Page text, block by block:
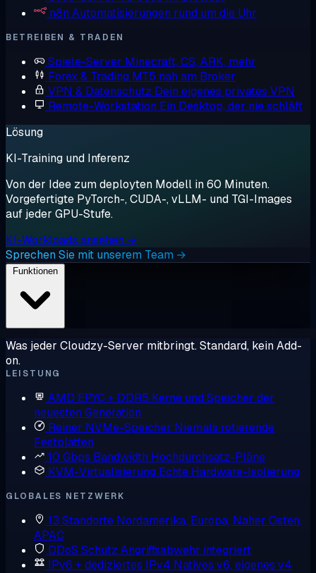
n8n Automatisierungen rund um die Uhr
BETREIBEN & TRADEN
Spiele-Server Minecraft, CS, ARK, mehr
Forex & Trading MT5 nah am Broker
VPN & Datenschutz Dein eigenes privates VPN
Remote-Workstation Ein Desktop, der nie schläft
Lösung
KI-Training und Inferenz
Von der Idee zum deployten Modell in 60 Minuten.
Vorgefertigte PyTorch-, CUDA-, vLLM- und TGI-Images
auf jeder GPU-Stufe.
KI-Workloads ansehen →
Sprechen Sie mit unserem Team →
Was jeder Cloudzy-Server mitbringt. Standard, kein Add-
on.
LEISTUNG
AMD EPYC + DDR5 Kerne und Speicher der
neuesten Generation
Reiner NVMe-Speicher Niemals rotierende
Festplatten
10 Gbps Bandwidth Hochdurchsatz-Pläne
KVM-Virtualisierung Echte Hardware-Isolierung
GLOBALES NETZWERK
13 Standorte Nordamerika, Europa, Naher Osten,
APAC
DDoS Schutz Angriffsabwehr integriert
IPv6 + dediziertes IPv4 Natives v6, eigenes v4